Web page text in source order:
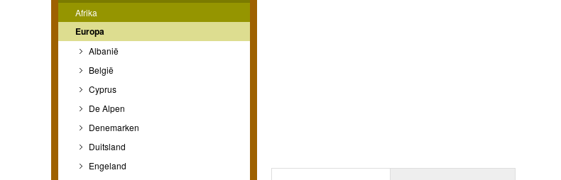
Afrika
Europa
Albanië
België
Cyprus
De Alpen
Denemarken
Duitsland
Engeland